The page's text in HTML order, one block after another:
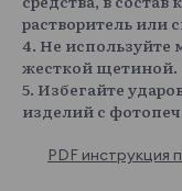
растворитель или
4. Не используйте
жесткой щетиной.
5. Избегайте
изделий с
PDF инструкция